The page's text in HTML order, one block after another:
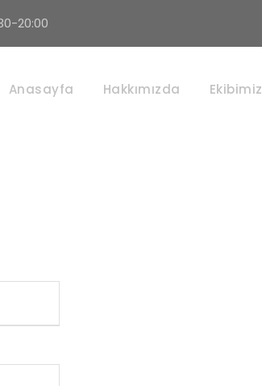
20:00
Anasayfa Hakkımızda Ekibimiz
Başvurusu